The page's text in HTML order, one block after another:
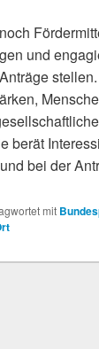
und
berät
bei der
mit